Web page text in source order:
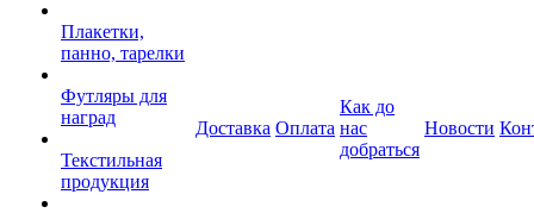
Плакетки,
панно, тарелки
Футляры для
наград
Текстильная
продукция
Доставка Оплата
Как до
нас
добраться
Новости